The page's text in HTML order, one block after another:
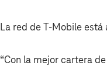
La red de T‑Mobile
“Con la mejor cartera